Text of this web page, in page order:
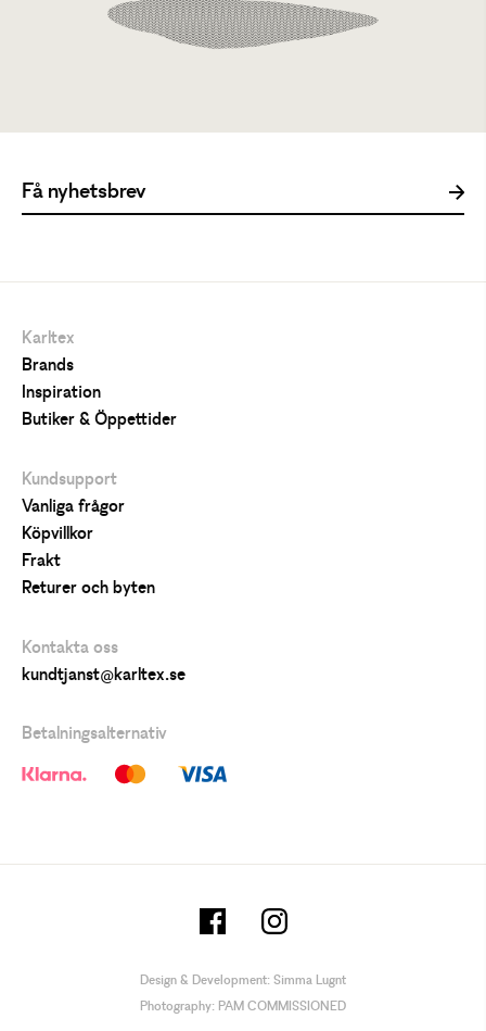
40s & Shorties Air Brush Tee Mint
Karltex
Brands
Inspiration
Butiker & Öppettider
Kundsupport
Vanliga frågor
Köpvillkor
Frakt
Returer och byten
Kontakta oss
kundtjanst@karltex.se
Betalningsalternativ
Design & Development: Simma Lugnt
Photography: PAM COMMISSIONED